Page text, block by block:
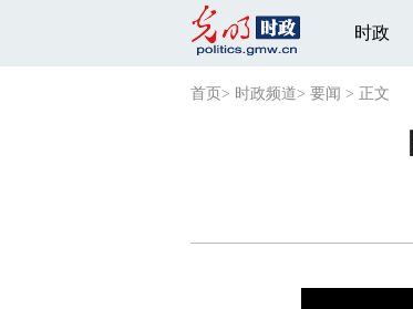
时政
首页 > 时政频道> 要闻 > 正文